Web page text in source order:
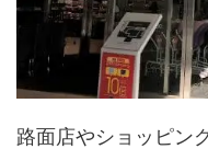
路面店やショッピン